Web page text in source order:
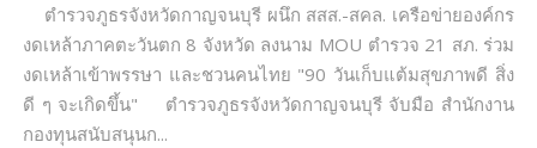
ตำรวจภูธรจังหวัดกาญจนบุรี ผนึก สสส.-สคล. เครือข่ายองค์กร
งดเหล้าภาคตะวันตก 8 จังหวัด ลงนาม MOU ตำรวจ 21 สภ. ร่วม
งดเหล้าเข้าพรรษา และชวนคนไทย "90 วันเก็บแต้มสุขภาพดี สิ่ง
ดี ๆ จะเกิดขึ้น" ตำรวจภูธรจังหวัดกาญจนบุรี จับมือ สำนักงาน
กองทุนสนับสนุนก...